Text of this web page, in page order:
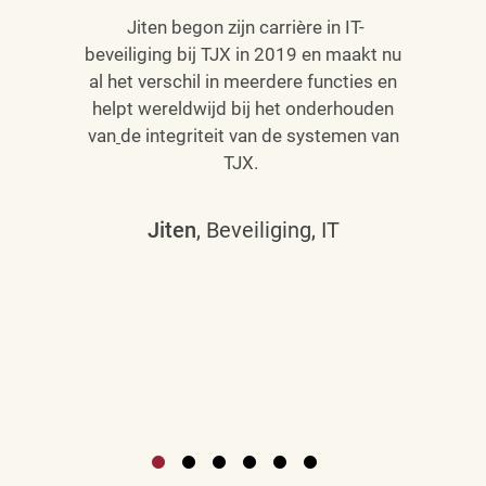
Jiten begon zijn carrière in IT-
beveiliging bij TJX in 2019 en maakt nu
al het verschil in meerdere functies en
helpt wereldwijd bij het onderhouden
van de integriteit van de systemen van
TJX.
Jiten, Beveiliging, IT